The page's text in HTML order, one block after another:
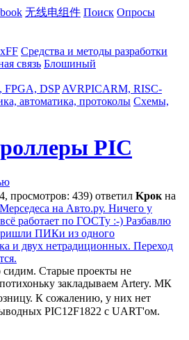
无线电组件 Поиск Опросы
Средства и методы разработки
связь Блошиный
FPGA, DSP AVRPICARM, RISC-
автоматика, протоколы Схемы,
PIC
просмотров: 439) ответил Kpoк на
на Авто.ру. Ничего у
работает по ГОСТу :-) Разбавлю
ПИКи из одного
и двух нетрадиционных. Переход
Старые проекты не
закладываем Artery. МК
К сожалению, у них нет
PIC12F1822 с UART'ом.